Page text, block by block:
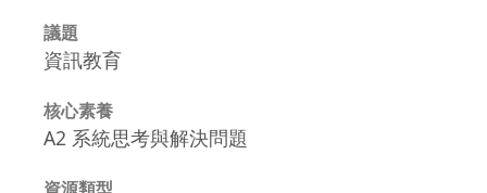
議題
資訊教育
核心素養
A2 系統思考與解決問題